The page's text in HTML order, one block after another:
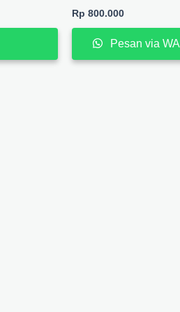
Rp 800.000
Pesan via WA